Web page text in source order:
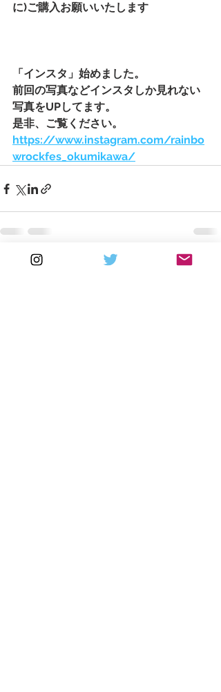
に)ご購入お願いいたします
「インスタ」始めました。
前回の写真などインスタしか見れない
写真をUPしてます。
是非、ご覧ください。
https://www.instagram.com/rainbo
wrockfes_okumikawa/
最新記事 すべて表示